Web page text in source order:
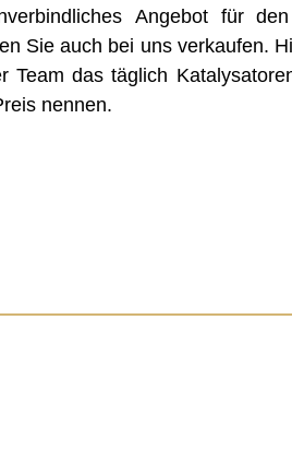
Angebot für
Sie auch bei uns verkaufen.
Team das täglich
nennen.